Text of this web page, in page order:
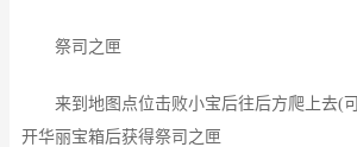
祭司之匣
来到地图点位击败小宝后往后方爬上去(可
开华丽宝箱后获得祭司之匣